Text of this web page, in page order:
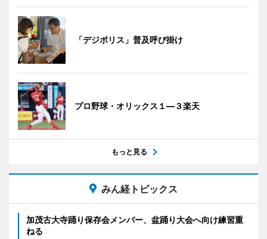
「デジポリス」普及呼び掛け
プロ野球・オリックス１―３楽天
もっと見る
みん経トピックス
加茂古大寺踊り保存会メンバー、盆踊り大会へ向け練習重
ねる